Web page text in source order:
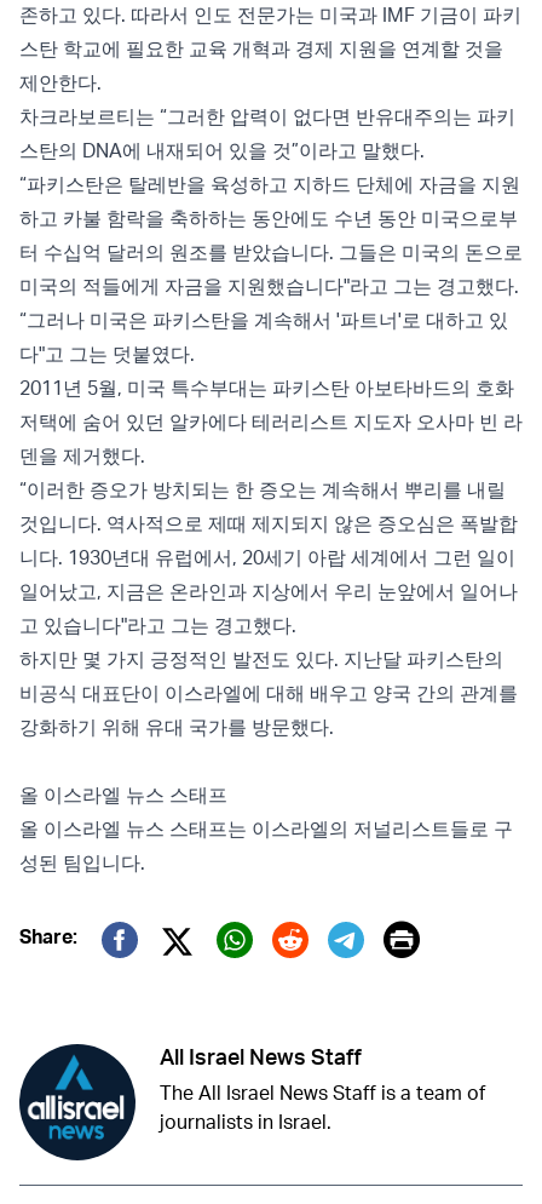
존하고 있다. 따라서 인도 전문가는 미국과 IMF 기금이 파키
스탄 학교에 필요한 교육 개혁과 경제 지원을 연계할 것을
제안한다.
차크라보르티는 “그러한 압력이 없다면 반유대주의는 파키
스탄의 DNA에 내재되어 있을 것”이라고 말했다.
“파키스탄은 탈레반을 육성하고 지하드 단체에 자금을 지원
하고 카불 함락을 축하하는 동안에도 수년 동안 미국으로부
터 수십억 달러의 원조를 받았습니다. 그들은 미국의 돈으로
미국의 적들에게 자금을 지원했습니다"라고 그는 경고했다.
“그러나 미국은 파키스탄을 계속해서 '파트너'로 대하고 있
다"고 그는 덧붙였다.
2011년 5월, 미국 특수부대는 파키스탄 아보타바드의 호화
저택에 숨어 있던 알카에다 테러리스트 지도자 오사마 빈 라
덴을 제거했다.
“이러한 증오가 방치되는 한 증오는 계속해서 뿌리를 내릴
것입니다. 역사적으로 제때 제지되지 않은 증오심은 폭발합
니다. 1930년대 유럽에서, 20세기 아랍 세계에서 그런 일이
일어났고, 지금은 온라인과 지상에서 우리 눈앞에서 일어나
고 있습니다"라고 그는 경고했다.
하지만 몇 가지 긍정적인 발전도 있다. 지난달 파키스탄의
비공식 대표단이 이스라엘에 대해 배우고 양국 간의 관계를
강화하기 위해 유대 국가를 방문했다.
올 이스라엘 뉴스 스태프
올 이스라엘 뉴스 스태프는 이스라엘의 저널리스트들로 구
성된 팀입니다.
Share:
Twitter (X)
Print
All Israel News Staff
The All Israel News Staff is a team of
journalists in Israel.